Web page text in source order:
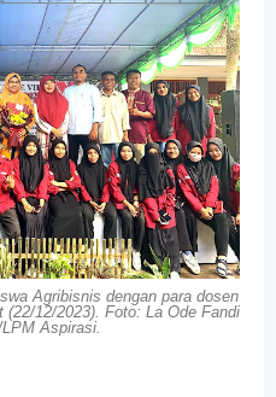
Agribisnis dengan para dosen
12/2023). Foto: La Ode Fandi
Aspirasi.